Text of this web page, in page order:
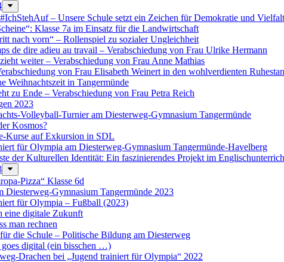
– Unsere Schule setzt ein Zeichen für Demokratie und Vielfalt
Klasse 7a im Einsatz für die Landwirtschaft
nach vorn“ – Rollenspiel zu sozialer Ungleichheit
de dire adieu au travail – Verabschiedung von Frau Ulrike Hermann
weiter – Verabschiedung von Frau Anne Mathias
von Frau Elisabeth Weinert in den wohlverdienten
Weihnachtszeit in Tangermünde
zu Ende – Verabschiedung von Frau Petra Reich
2023
Volleyball-Turnier am Diesterweg-Gymnasium Tangermünde
Kosmos?
Kurse auf Exkursion in SDL
für Olympia am Diesterweg-Gymnasium Tangermünde-Havelberg
der Kulturellen Identität: Ein faszinierendes Projekt im
Pizza“ Klasse 6d
Diesterweg-Gymnasium Tangermünde 2023
für Olympia – Fußball (2023)
eine digitale Zukunft
man rechnen
die Schule – Politische Bildung am Diesterweg
goes digital (ein bisschen …)
Drachen bei „Jugend trainiert für Olympia“ 2022